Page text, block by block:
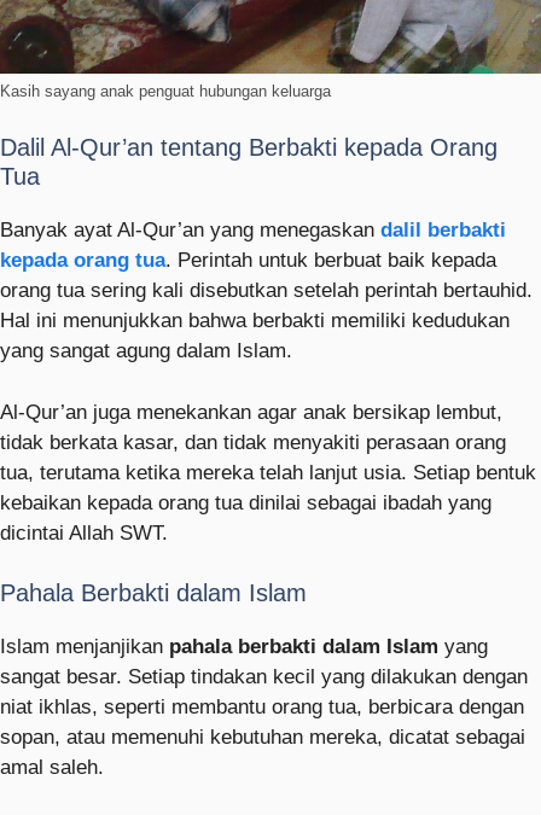
Kasih sayang anak penguat hubungan keluarga
Dalil Al-Qur’an tentang Berbakti kepada Orang
Tua
Banyak ayat Al-Qur’an yang menegaskan dalil berbakti
kepada orang tua. Perintah untuk berbuat baik kepada
orang tua sering kali disebutkan setelah perintah bertauhid.
Hal ini menunjukkan bahwa berbakti memiliki kedudukan
yang sangat agung dalam Islam.
Al-Qur’an juga menekankan agar anak bersikap lembut,
tidak berkata kasar, dan tidak menyakiti perasaan orang
tua, terutama ketika mereka telah lanjut usia. Setiap bentuk
kebaikan kepada orang tua dinilai sebagai ibadah yang
dicintai Allah SWT.
Pahala Berbakti dalam Islam
Islam menjanjikan pahala berbakti dalam Islam yang
sangat besar. Setiap tindakan kecil yang dilakukan dengan
niat ikhlas, seperti membantu orang tua, berbicara dengan
sopan, atau memenuhi kebutuhan mereka, dicatat sebagai
amal saleh.